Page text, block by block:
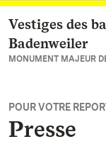
Vers la page
Vestiges des
Badenweiler
MONUMENT MAJEUR
POUR VOTRE
Presse